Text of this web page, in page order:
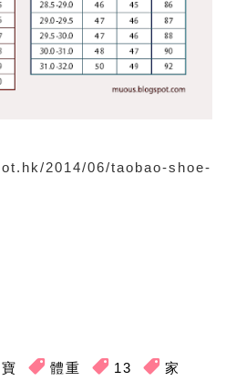
2014/06/taobao-shoe-
體重 13 家